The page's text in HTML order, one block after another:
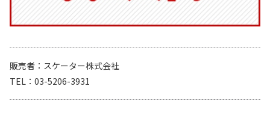
販売者
スケーター株式会社
TEL
03-5206-3931